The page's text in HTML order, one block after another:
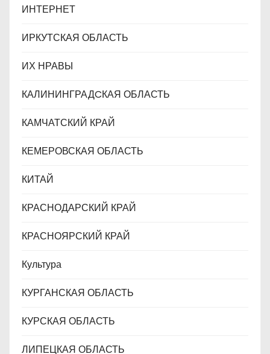
ИНТЕРНЕТ
ИРКУТСКАЯ ОБЛАСТЬ
ИХ НРАВЫ
КАЛИНИНГРАДCКАЯ ОБЛАСТЬ
КАМЧАТСКИЙ КРАЙ
КЕМЕРОВСКАЯ ОБЛАСТЬ
КИТАЙ
КРАСНОДАРСКИЙ КРАЙ
КРАСНОЯРСКИЙ КРАЙ
Культура
КУРГАНСКАЯ ОБЛАСТЬ
КУРСКАЯ ОБЛАСТЬ
ЛИПЕЦКАЯ ОБЛАСТЬ